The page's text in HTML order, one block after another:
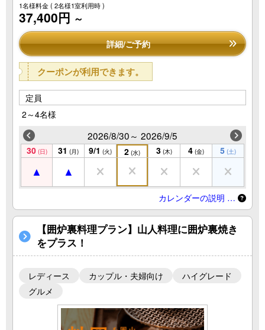
1名様料金( 2名様1室利用時 )
37,400円 ～
詳細/ご予約
クーポンが利用できます。
定員
2～4名様
2026/8/30～ 2026/9/5
30 (日) 31 (月) 9/1 (火) 2 (水) 3 (木) 4 (金) 5 (土)
カレンダーの説明 …
【囲炉裏料理プラン】山人料理に囲炉裏焼き
をプラス！
レディース カップル・夫婦向け
ハイグレード
グルメ